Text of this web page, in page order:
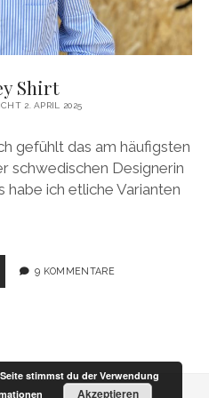
Shirt
2. APRIL 2025
gefühlt das am häufigsten
schwedischen Designerin
habe ich etliche Varianten
9 KOMMENTARE
stimmst du der Verwendung
Akzeptieren